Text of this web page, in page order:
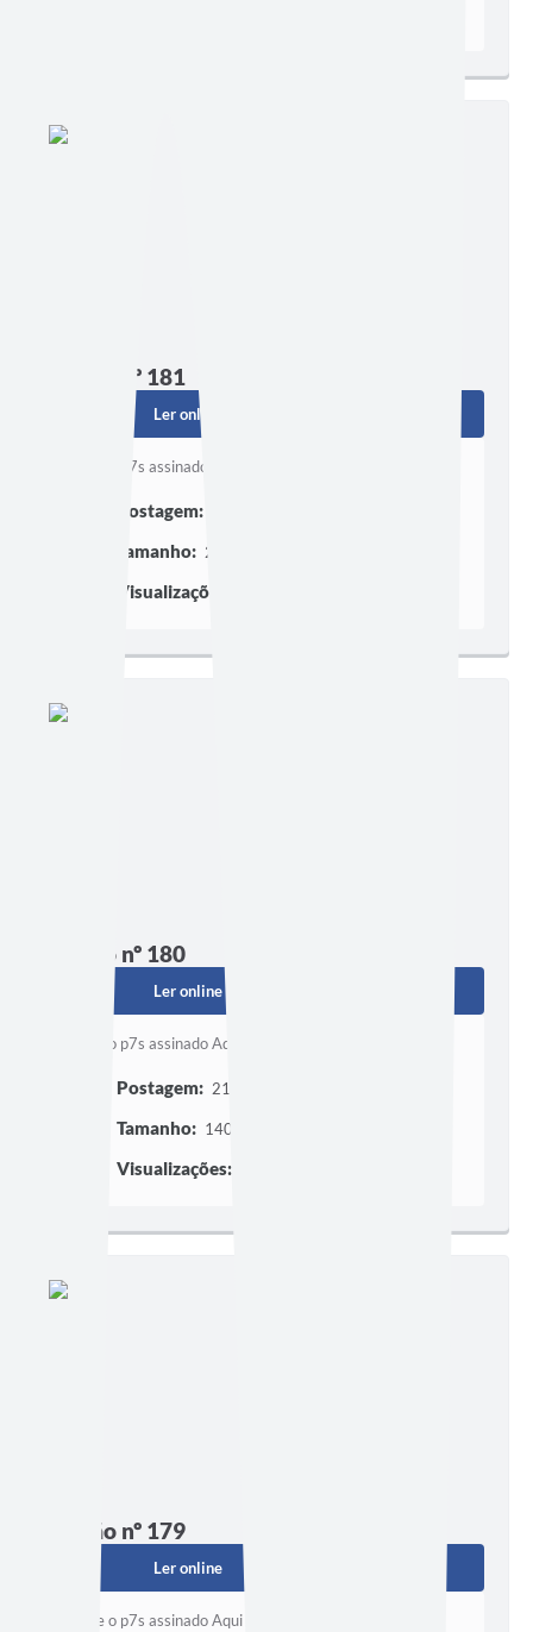
Edição nº 181
Ler online
Baixe o p7s assinado Aqui
Postagem:
Tamanho: 267,79 KB
Visualizações:
Edição nº 180
Ler online
Baixe o p7s assinado Aqui
Postagem: 21/11/2012 às 13h40
Tamanho: 140,96 KB
Visualizações:
Edição nº 179
Ler online
Baixe o p7s assinado Aqui